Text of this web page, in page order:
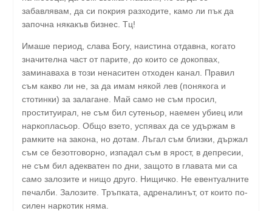
забавлявам, да си покрия разходите, камо ли пък да
започна някакъв бизнес. Тц!
Имаше период, слава Богу, наистина отдавна, когато
значителна част от парите, до които се докопвах,
заминаваха в този ненаситен отходен канал. Правил
съм какво ли не, за да имам някой лев (понякога и
стотинки) за залагане. Май само не съм просил,
проституирал, не съм бил сутеньор, наемен убиец или
наркопласьор. Общо взето, успявах да се удържам в
рамките на закона, но дотам. Лъгал съм близки, държал
съм се безотговорно, изпадал съм в ярост, в депресии,
не съм бил адекватен по дни, защото в главата ми са
само залозите и нищо друго. Нищичко. Не евентуалните
печалби. Залозите. Тръпката, адреналинът, от които по-
силен наркотик няма.